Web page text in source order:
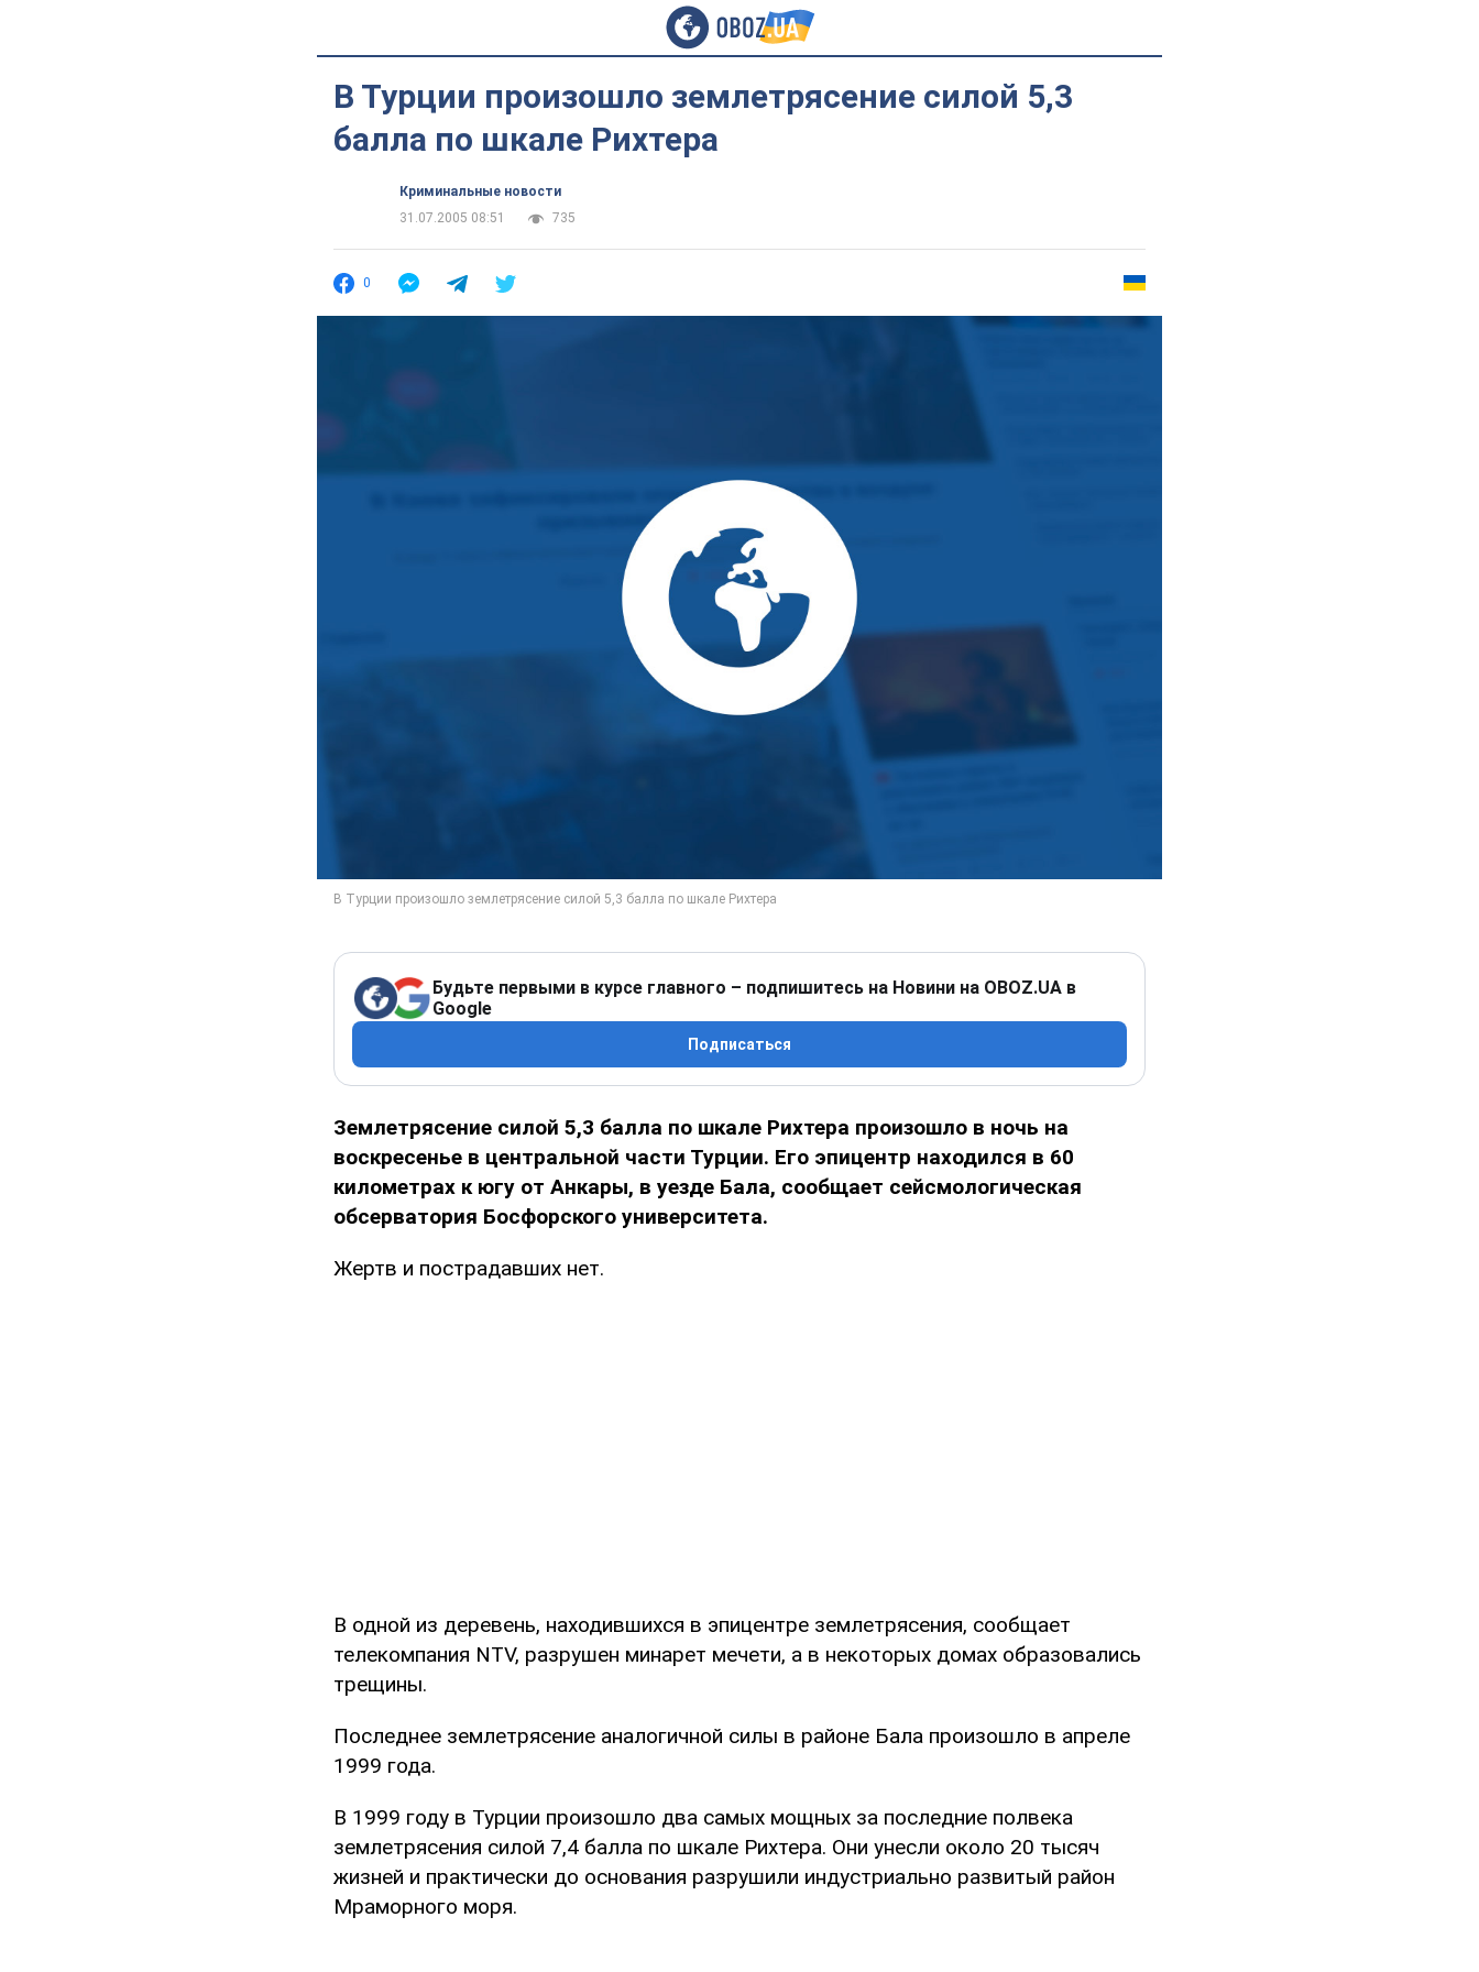
В Турции произошло землетрясение силой 5,3
балла по шкале Рихтера
Криминальные новости
31.07.2005 08:51
735
0
Будьте первыми в курсе главного – подпишитесь на Новини на OBOZ.UA в
Google
Подписаться
Землетрясение силой 5,3 балла по шкале Рихтера произошло в ночь на
воскресенье в центральной части Турции. Его эпицентр находился в 60
километрах к югу от Анкары, в уезде Бала, сообщает сейсмологическая
обсерватория Босфорского университета.
Жертв и пострадавших нет.
В одной из деревень, находившихся в эпицентре землетрясения, сообщает
телекомпания NTV, разрушен минарет мечети, а в некоторых домах образовались
трещины.
Последнее землетрясение аналогичной силы в районе Бала произошло в апреле
1999 года.
В 1999 году в Турции произошло два самых мощных за последние полвека
землетрясения силой 7,4 балла по шкале Рихтера. Они унесли около 20 тысяч
жизней и практически до основания разрушили индустриально развитый район
Мраморного моря.